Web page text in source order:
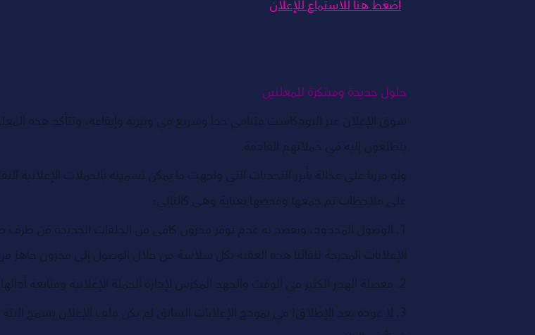
اضغط هنا للاستماع للإعلان
حلول جديدة ومبتكرة للمعلنين
سوق الإعلان عبر البودكاست متنامي جدا وسريع في وتيرته وإيقاعه، وتتأكد هذه
يتطلعون إليه في حملاتهم القادمة.
ولو مررنا على عجالة بأبرز التحديات التي واجهت ما يمكن تسميته بالحملات الإعلانية
على ملاحظات تم جمعها وفحصها بعناية وهي كالتالي:
1. الوصول المحدود، ونقصد به عدم توفر مخزون كافي من الحلقات الجديدة من طرف
الإعلانات المدرجة تلقائيا هذه العقبة بكل سلاسة من خلال الوصول إلى مخزون
2. معضلة الهدر الكثير في الوقت والجهد المكرس لإدارة الحملة الإعلانية ومتابعة أدائها
3. لا عودة بعد الإطلاق! في نموذج الإعلانات السابق لم يكن ملف الإعلان يسمح البتة